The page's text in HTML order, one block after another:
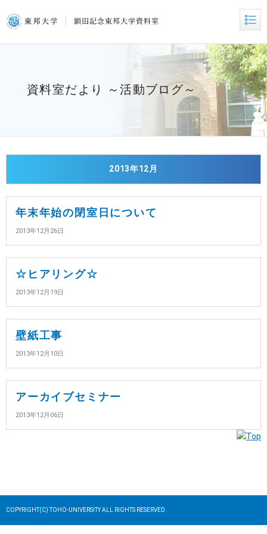
資料室だより ～活動ブログ～
2013年12月
年末年始の閉室日について
2013年12月26日
☆ヒアリング☆
2013年12月19日
壁紙工事
2013年12月10日
アーカイブセミナー
2013年12月06日
COPYRIGHT(C) TOHO-UNIVERSITY ALL RIGHTS RESERVED.